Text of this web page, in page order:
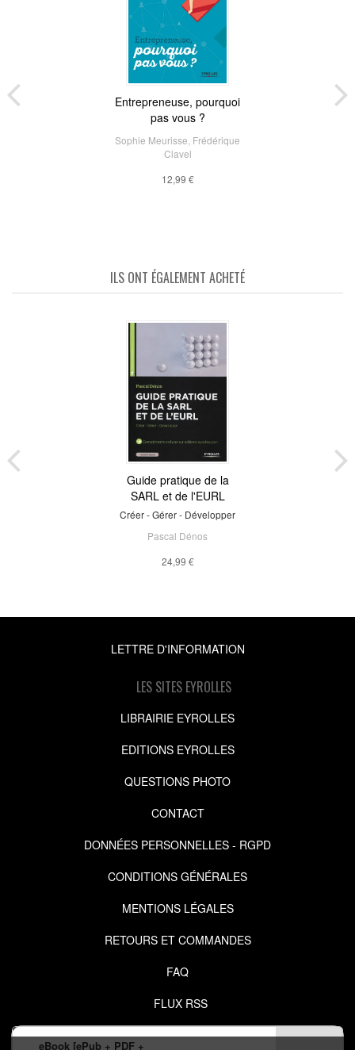
eBook [ePub + PDF +
Entrepreneuse, pourquoi
pas vous ?
Sophie Meurisse Frédérique
Clavel
12,99 €
ILS ONT ÉGALEMENT ACHETÉ
Guide pratique de la
SARL et de l'EURL
Créer - Gérer - Développer
Pascal Dénos
24,99 €
LETTRE D'INFORMATION
LES SITES EYROLLES
LIBRAIRIE EYROLLES
EDITIONS EYROLLES
QUESTIONS PHOTO
CONTACT
DONNÉES PERSONNELLES - RGPD
CONDITIONS GÉNÉRALES
MENTIONS LÉGALES
RETOURS ET COMMANDES
FAQ
FLUX RSS